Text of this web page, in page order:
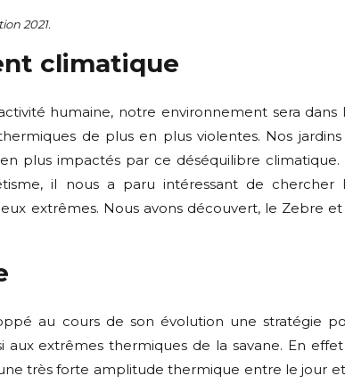
2021.
climatique
humaine, notre environnement sera dans
de plus en plus violentes. Nos
plus impactés par ce déséquilibre climatique.
il nous a paru intéressant de chercher
extrêmes. Nous avons découvert, le Zebre et
au cours de son évolution une stratégie
extrêmes thermiques de la savane. En
très forte amplitude thermique entre le jour